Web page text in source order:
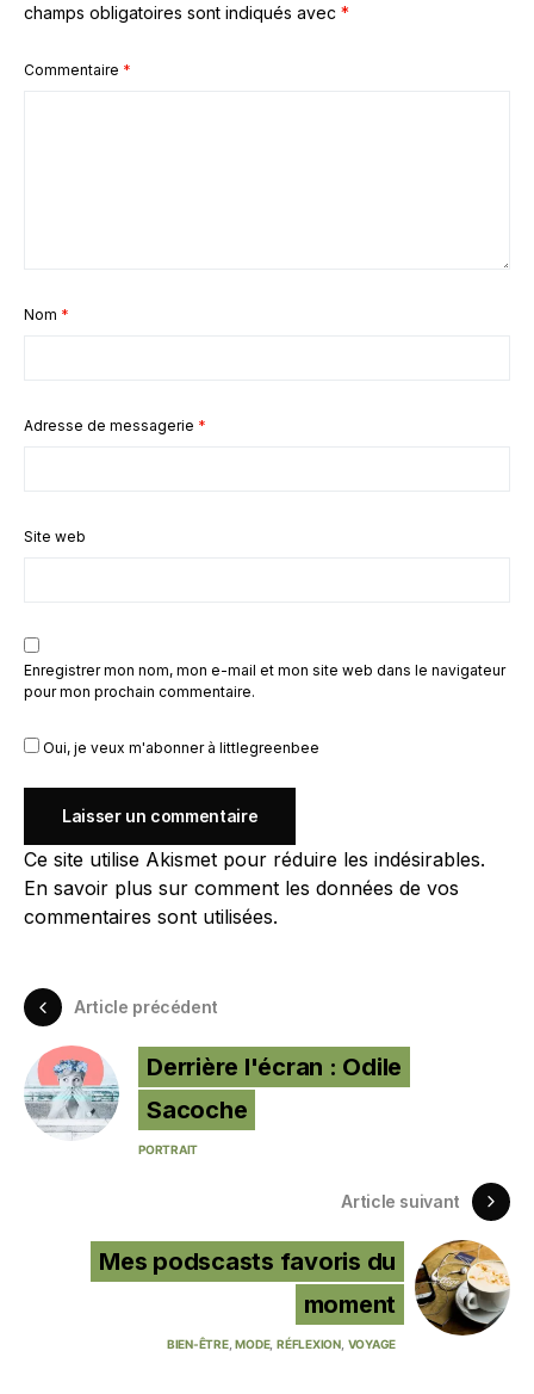
champs obligatoires sont indiqués avec *
Commentaire *
Nom *
Adresse de messagerie *
Site web
Enregistrer mon nom, mon e-mail et mon site web dans le navigateur
pour mon prochain commentaire.
Oui, je veux m'abonner à littlegreenbee
Ce site utilise Akismet pour réduire les indésirables.
En savoir plus sur comment les données de vos
commentaires sont utilisées.
Article précédent
Derrière l'écran : Odile
Sacoche
PORTRAIT
Article suivant
Mes podscasts favoris du
moment
BIEN-ÊTRE MODE RÉFLEXION VOYAGE